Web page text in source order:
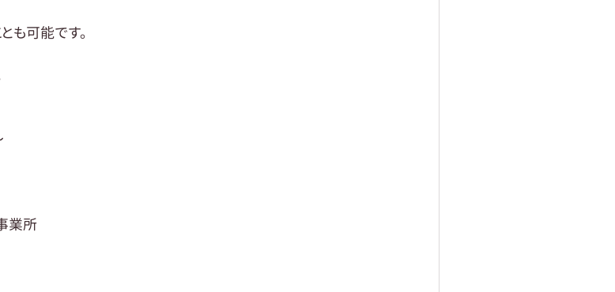
も可能です。
業所